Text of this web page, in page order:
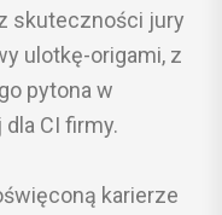
skuteczności jury
ulotkę-origami, z
pytona w
CI firmy.
karierze